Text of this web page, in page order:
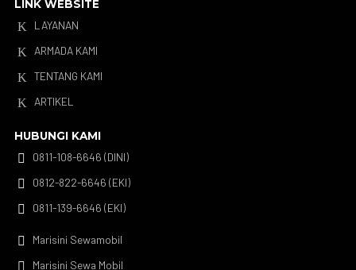
LINK WEBSITE
K
LAYANAN
K
ARMADA KAMI
K TENTANG KAMI
K
ARTIKEL
HUBUNGI KAMI

0811-108-6646 (DINI)

0812-822-6646 (EKI)

0811-139-6646 (EKI)

Marisini Sewamobil

Marisini Sewa Mobil